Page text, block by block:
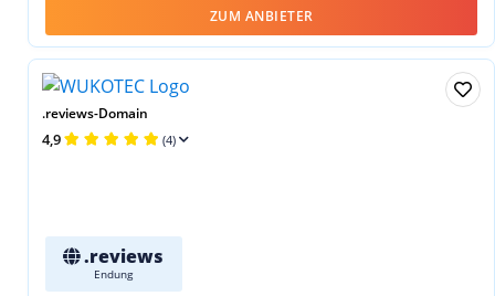
ZUM ANBIETER
.reviews-Domain
4,9 (4)
.reviews
Endung